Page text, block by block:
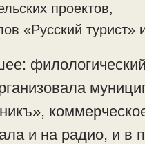
проектов,
«Русский турист»
и на радио, и в